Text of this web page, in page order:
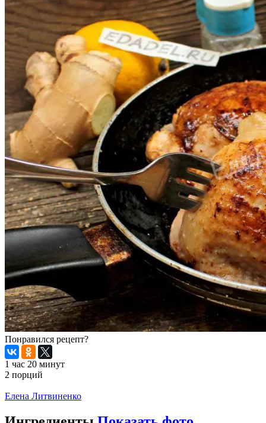
Понравился рецепт?
1 час 20 минут
2 порций
Елена Литвиненко